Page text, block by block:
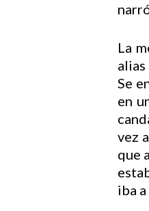
La
alias
Se
en
vez
que
iba